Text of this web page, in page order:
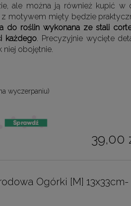
ale można ją również kupić w
z motywem mięty będzie
do roślin wykonana ze stali
każdego. Precyzyjnie wycięte
obojętnie.
wyczerpaniu)
39,00
Ogórki [M]